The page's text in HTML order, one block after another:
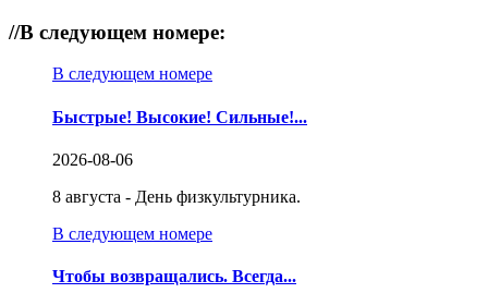
//В следующем номере:
В следующем номере
Быстрые! Высокие! Сильные!...
2026-08-06
8 августа - День физкультурника.
В следующем номере
Чтобы возвращались. Всегда...